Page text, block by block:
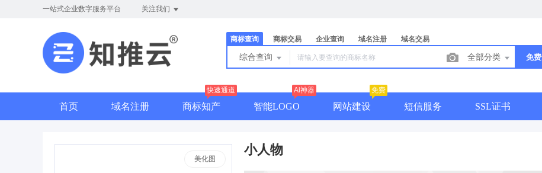
一站式企业数字服务平台 关注我们
商标查询 商标交易 企业查询 域名注册 域名交易
综合查询 全部分类 免
首页 域名注册 商标知产
快速通道
智能LOGO
Ai神器
网站建设
免费
短信服务 SSL证书
美化图
小人物